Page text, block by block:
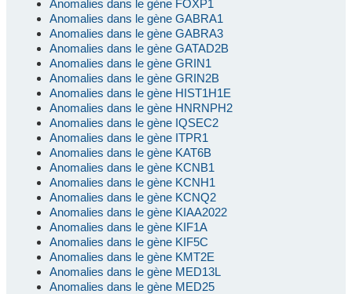
Anomalies dans le gène FOXP1
Anomalies dans le gène GABRA1
Anomalies dans le gène GABRA3
Anomalies dans le gène GATAD2B
Anomalies dans le gène GRIN1
Anomalies dans le gène GRIN2B
Anomalies dans le gène HIST1H1E
Anomalies dans le gène HNRNPH2
Anomalies dans le gène IQSEC2
Anomalies dans le gène ITPR1
Anomalies dans le gène KAT6B
Anomalies dans le gène KCNB1
Anomalies dans le gène KCNH1
Anomalies dans le gène KCNQ2
Anomalies dans le gène KIAA2022
Anomalies dans le gène KIF1A
Anomalies dans le gène KIF5C
Anomalies dans le gène KMT2E
Anomalies dans le gène MED13L
Anomalies dans le gène MED25